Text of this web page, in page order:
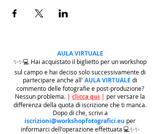
AULA VIRTUALE
✨✨💻 Hai acquistato il biglietto per un workshop
sul campo e hai deciso solo successivamente di
partecipare anche all' AULA VIRTUALE di
commento delle fotografie e post-produzione?
Nessun problema. | clicca qui | per versare la
differenza della quota di iscrizione che ti manca.
Dopo di che, scrivi a
iscrizioni@workshopfotografici.eu per
informarci dell'operazione effettuata 💻✨✨